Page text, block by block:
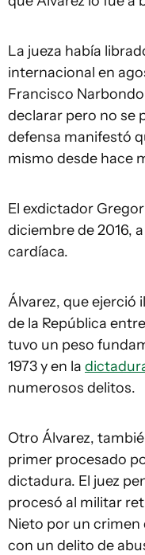
La jueza había
internacional en
Francisco
declarar pero no se
defensa manifestó
mismo desde hace
El exdictador
diciembre de 2016,
cardíaca.
Álvarez, que ejerció
de la República
tuvo un peso
1973 y en la
numerosos delitos.
Otro Álvarez,
primer procesado
dictadura. El juez
procesó al militar
Nieto por un
con un delito de